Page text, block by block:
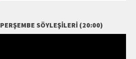
PERŞEMBE SÖYLEŞILERI (20:00)